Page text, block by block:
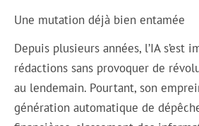
Une mutation déjà bien entamée
Depuis plusieurs années, l’IA s’est
rédactions sans provoquer de
au lendemain. Pourtant, son
génération automatique de